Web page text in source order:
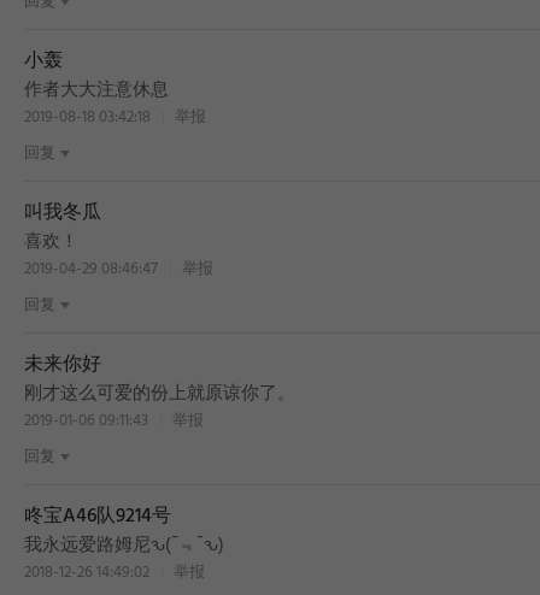
BEST
BEST
小轰
作者大大注意休息
2019-08-18 03:42:18
举报
回复
叫我冬瓜
喜欢！
2019-04-29 08:46:47
举报
回复
未来你好
刚才这么可爱的份上就原谅你了。
2019-01-06 09:11:43
举报
回复
咚宝A46队9214号
我永远爱路姆尼ԅ(¯﹃¯ԅ)
2018-12-26 14:49:02
举报